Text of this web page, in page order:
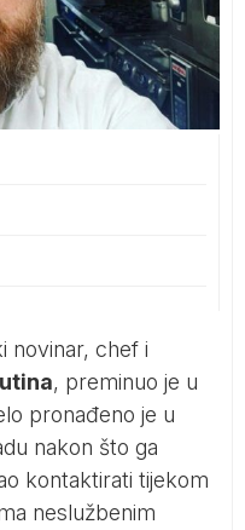
novinar, chef i
, preminuo je u
pronađeno je u
nakon što ga
kontaktirati tijekom
neslužbenim